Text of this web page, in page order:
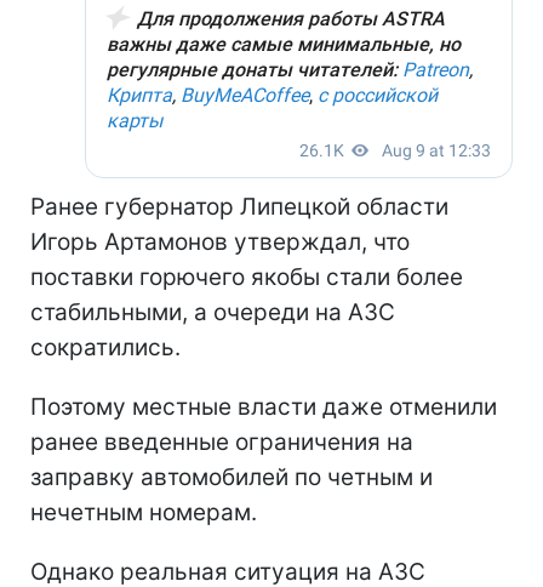
Ранее губернатор Липецкой области
Игорь Артамонов утверждал, что
поставки горючего якобы стали более
стабильными, а очереди на АЗС
сократились.
Поэтому местные власти даже отменили
ранее введенные ограничения на
заправку автомобилей по четным и
нечетным номерам.
Однако реальная ситуация на АЗС